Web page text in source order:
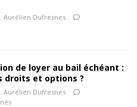
Aurélien Dufresnes
de loyer au bail échéant :
droits et options ?
Aurélien Dufresnes